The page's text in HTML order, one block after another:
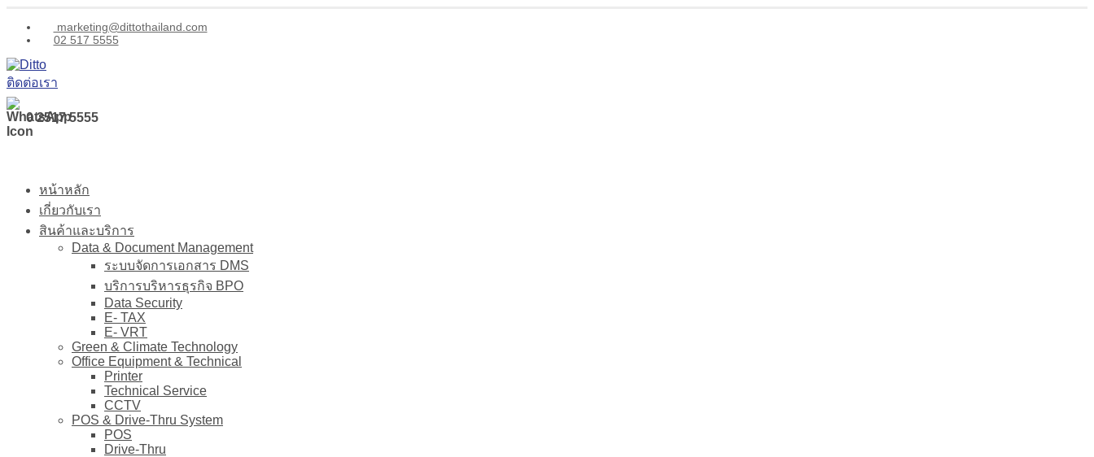
marketing@dittothailand.com
02 517 5555
ติดต่อเรา
0 2517 5555
หน้าหลัก
เกี่ยวกับเรา
สินค้าและบริการ
Data & Document Management
ระบบจัดการเอกสาร DMS
บริการบริหารธุรกิจ BPO
Data Security
E- TAX
E- VRT
Green & Climate Technology
Office Equipment & Technical
Printer
Technical Service
CCTV
POS & Drive-Thru System
POS
Drive-Thru